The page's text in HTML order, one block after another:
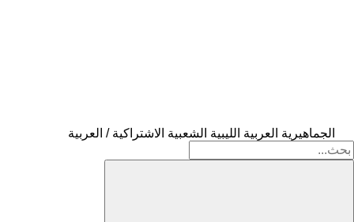
الجماهيرية العربية الليبية الشعبية الاشتراكية / العربية